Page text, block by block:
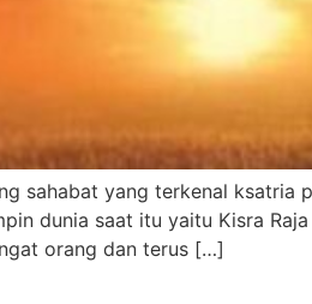
sahabat yang terkenal ksatria
dunia saat itu yaitu Kisra Raja
orang dan terus […]